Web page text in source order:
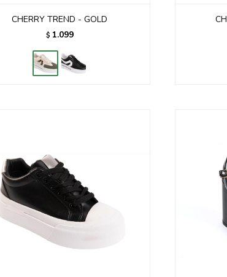
CHERRY TREND - GOLD
$ 1.099